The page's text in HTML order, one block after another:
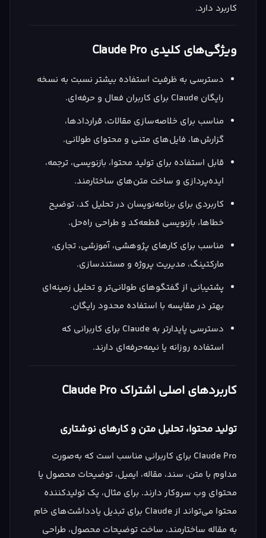
کاربرد دارد.
ویژگی‌های کلیدی Claude Pro
دسترسی به ظرفیت استفاده بیشتر نسبت به نسخه
رایگان Claude برای کاربران فعال و حرفه‌ای.
مناسب برای خلاصه‌سازی مقالات، قراردادها،
گزارش‌ها، فایل‌های متنی و محتوای طولانی.
قابل استفاده برای تولید محتوا، بازنویسی، ترجمه،
ایده‌پردازی و ساخت متن‌های ساختارمند.
کاربردی برای برنامه‌نویسان در تحلیل کد، توضیح
خطاها، بازنویسی قطعه‌کد و طراحی راه‌حل.
مناسب برای کارهای پژوهشی، آموزشی، تجاری،
مارکتینگ، مدیریت پروژه و مستندسازی.
پشتیبانی از گفتگوهای طولانی‌تر و تحلیل زمینه‌ای
بهتر در مقایسه با استفاده محدود رایگان.
دسترسی پایدارتر به Claude برای کاربرانی که
استفاده روزانه یا نیمه‌حرفه‌ای دارند.
کاربردهای اصلی اشتراک Claude Pro
تولید محتوا، تحلیل متن و کارهای نوشتاری
Claude Pro برای کاربرانی مناسب است که به‌صورت
مداوم با متن، سند، مقاله، ایمیل، توضیحات محصول یا
محتوای وب سروکار دارند. برای مثال، یک تولیدکننده
محتوا می‌تواند از Claude برای تبدیل یادداشت‌های خام
به مقاله ساختارمند، ساخت توضیحات محصول، طراحی